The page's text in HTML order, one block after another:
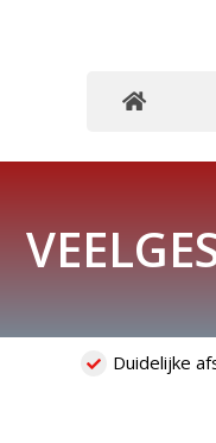
Duidelijke